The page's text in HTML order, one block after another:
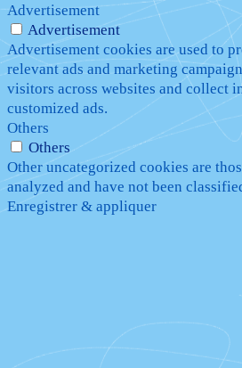
Advertisement
Advertisement
Advertisement cookies are used to
relevant ads and marketing
visitors across websites and collect
customized ads.
Others
Others
Other uncategorized cookies are
analyzed and have not been
Enregistrer & appliquer